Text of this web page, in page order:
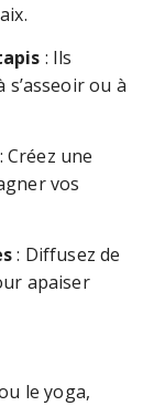
: Ils
ou à
: Créez une
vos
: Diffusez de
apaiser
le yoga,